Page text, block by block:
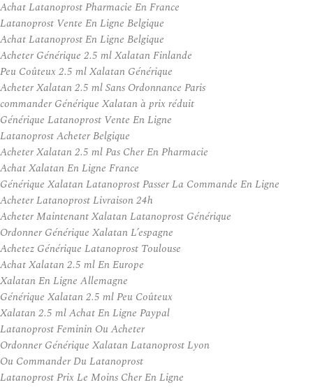
Achat Latanoprost Pharmacie En France
Latanoprost Vente En Ligne Belgique
Achat Latanoprost En Ligne Belgique
Acheter Générique 2.5 ml Xalatan Finlande
Peu Coûteux 2.5 ml Xalatan Générique
Acheter Xalatan 2.5 ml Sans Ordonnance Paris
commander Générique Xalatan à prix réduit
Générique Latanoprost Vente En Ligne
Latanoprost Acheter Belgique
Acheter Xalatan 2.5 ml Pas Cher En Pharmacie
Achat Xalatan En Ligne France
Générique Xalatan Latanoprost Passer La Commande En Ligne
Acheter Latanoprost Livraison 24h
Acheter Maintenant Xalatan Latanoprost Générique
Ordonner Générique Xalatan L’espagne
Achetez Générique Latanoprost Toulouse
Achat Xalatan 2.5 ml En Europe
Xalatan En Ligne Allemagne
Générique Xalatan 2.5 ml Peu Coûteux
Xalatan 2.5 ml Achat En Ligne Paypal
Latanoprost Feminin Ou Acheter
Ordonner Générique Xalatan Latanoprost Lyon
Ou Commander Du Latanoprost
Latanoprost Prix Le Moins Cher En Ligne